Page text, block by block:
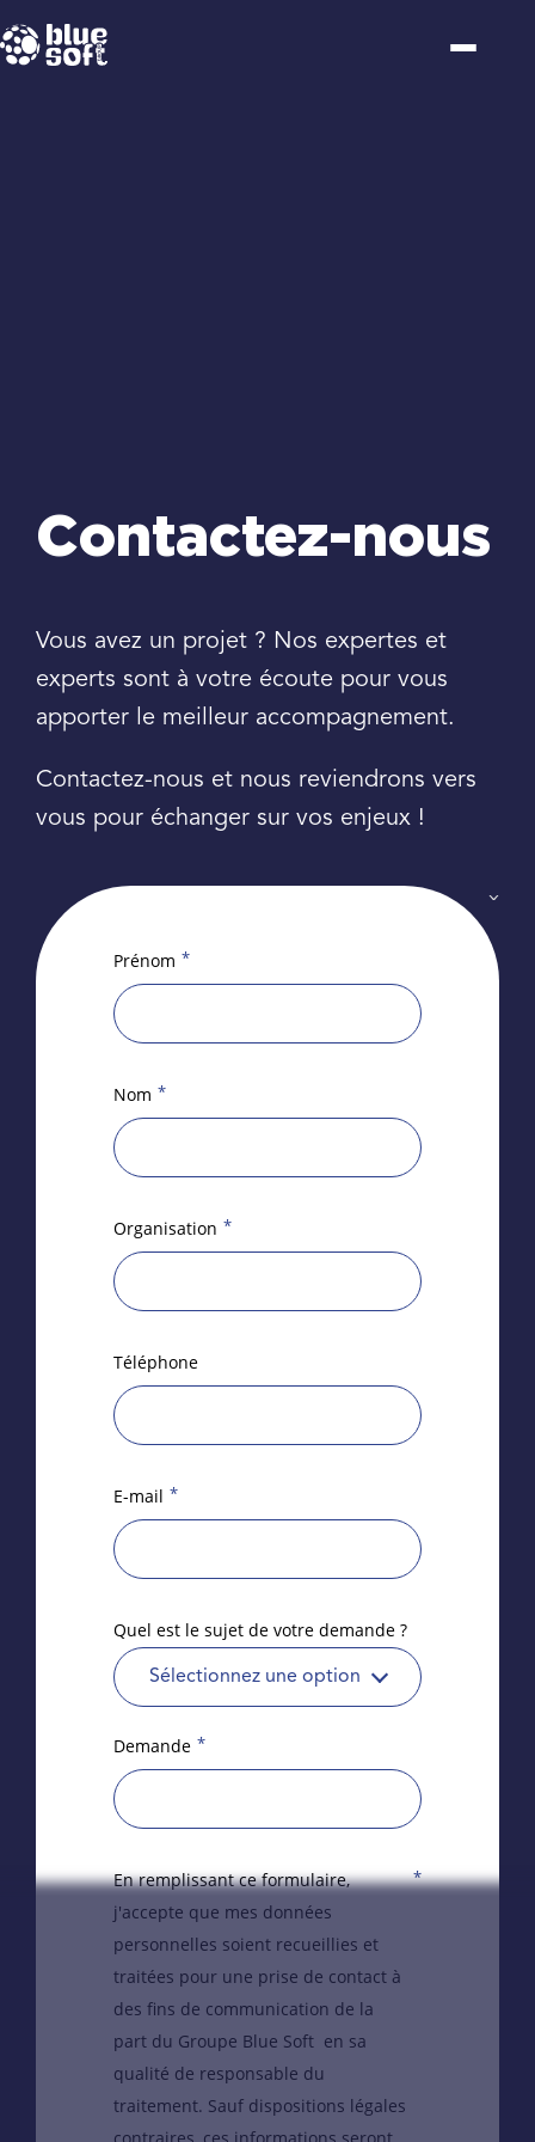
Passer
au
Contactez-nous
Vous avez un projet ? Nos expertes et
experts sont à votre écoute pour vous
apporter le meilleur accompagnement.
Contactez-nous et nous reviendrons vers
vous pour échanger sur vos enjeux !
Prénom *
Nom *
Organisation *
Téléphone
E-mail *
Quel est le sujet de votre demande ?
Sélectionnez une option
Demande *
En remplissant ce formulaire,
j'accepte que mes données
personnelles soient recueillies et
traitées pour une prise de contact à
des fins de communication de la
part du Groupe Blue Soft en sa
qualité de responsable du
traitement. Sauf dispositions légales
*